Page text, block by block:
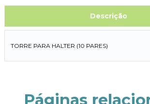
Descrição
TORRE PARA HALTER (10 PARES)
Páginas